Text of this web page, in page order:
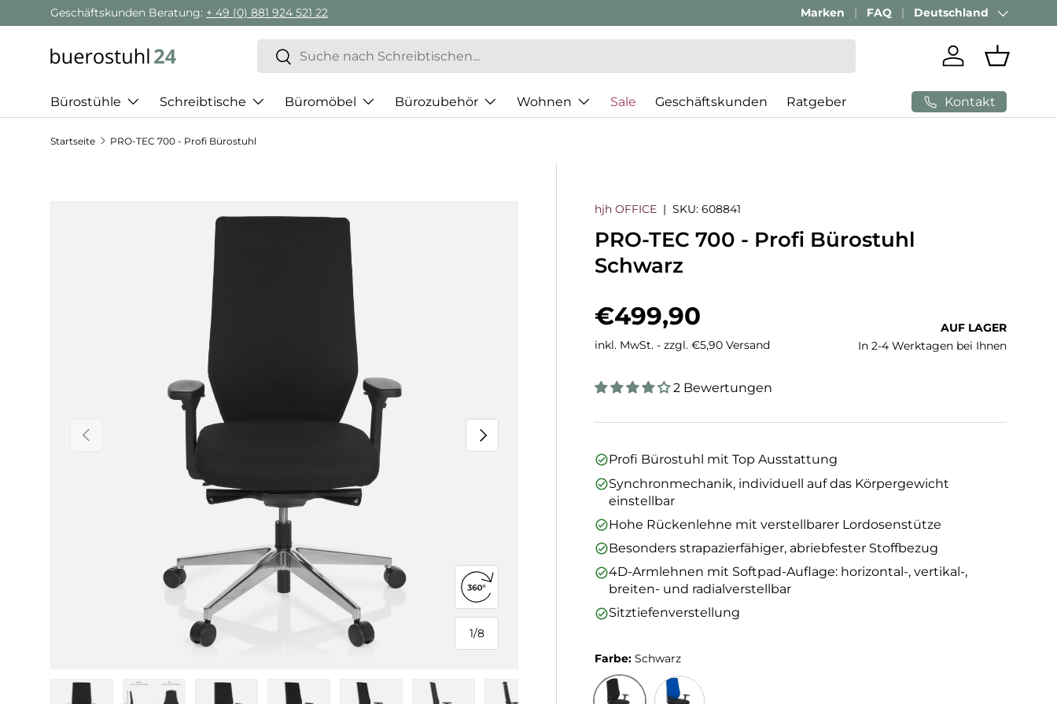
Direkt zum Inhalt
Geschäftskunden Beratung: + 49 (0) 881 924 521 22 Passenden Bürostuhl finden mitAI-Beratung
Marken FAQ Land/Region
Deutschland
Suchen
Suchen
Einloggen
Bürostühle Schreibtische Büromöbel Bürozubehör Wohnen Sale Geschäftskunden Ratgeber Kontakt
Startseite PRO-TEC 700 - Profi Bürostuhl
Zu Produktinformationen springen
Vorherige
1/
von
8
Nächste
360°-Ansicht öffnen
hjh OFFICE |SKU: 608841
PRO-TEC 700 - Profi Bürostuhl
Schwarz
Normaler Preis
€499,90
inkl. MwSt. - zzgl. €5,90 Versand
AUF LAGER
In 2-4 Werktagen bei Ihnen
2 Bewertungen
Profi Bürostuhl mit Top Ausstattung
Synchronmechanik, individuell auf das Körpergewicht
einstellbar
Hohe Rückenlehne mit verstellbarer Lordosenstütze
Besonders strapazierfähiger, abriebfester Stoffbezug
4D-Armlehnen mit Softpad-Auflage: horizontal-, vertikal-,
breiten- und radialverstellbar
Sitztiefenverstellung
Farbe:Schwarz